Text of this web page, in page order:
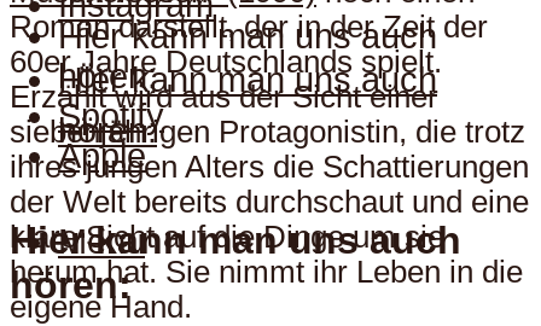
Hier kann man uns auch
hören:
Spotify
Apple
Menu
Hier kann man uns auch
hören:
Hier kann man uns auch
hören:
Roman darstellt, der in der Zeit der
60er Jahre Deutschlands spielt.
Erzählt wird aus der Sicht einer
siebenjährigen Protagonistin, die trotz
ihres jungen Alters die Schattierungen
der Welt bereits durchschaut und eine
klare Sicht auf die Dinge um sie
herum hat. Sie nimmt ihr Leben in die
eigene Hand.